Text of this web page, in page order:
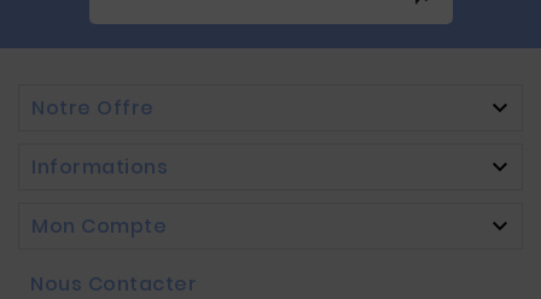
Notre Offre 
Informations 
Mon Compte 
Nous Contacter